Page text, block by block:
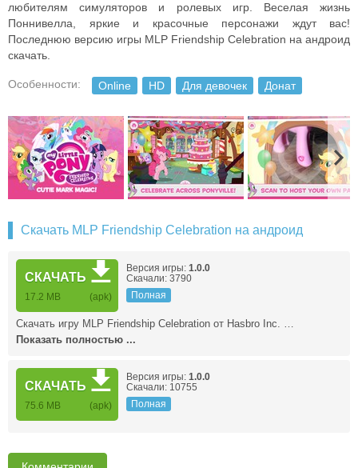
любителям симуляторов и ролевых игр. Веселая жизнь
Поннивелла, яркие и красочные персонажи ждут вас!
Последнюю версию игры MLP Friendship Celebration на андроид
скачать.
Особенности: Online HD Для девочек Донат
Скачать MLP Friendship Celebration на андроид
СКАЧАТЬ
17.2 MB (apk)
Версия игры: 1.0.0
Скачали: 3790
Полная
Скачать игру MLP Friendship Celebration от Hasbro Inc. …
Показать полностью ...
СКАЧАТЬ
75.6 MB (apk)
Версия игры: 1.0.0
Скачали: 10755
Полная